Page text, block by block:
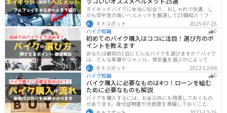
ネイキッドバイクに本当に似合う、おしゃれで快適、し
かも安全性の高いヘルメットを厳選して25個紹介！フル
フェイス・ジェット・システムなどタイプ別に特徴や選
び方も徹底解説。街乗りやツーリング、初心者からベテ
ランまで満足できるモデルを集めました。
モトスポット
2025-07-25
バイク知識
0
初めてのバイク購入はココに注目！選び方のポ
イントを教えます
あなたは最初の1台にどんなバイクを選びますか？バイク
は、どんな車種やジャンル、排気量を選ぶかによって今
後の楽しみ方が大きく変わるものなので、初めての愛車
選びはとても重要です。この記事ではそんなバイク選び
のオススメポイントをお伝えします。
モトスポット
2022-12-06
バイク知識
0
バイク購入に必要なものは4つ！ローンを組む
ために必要なものも解説
バイクを購入するには、お金以外にも用意しておくもの
があります。身分証明書や住民票を準備しておくことで
購入ギリギリになって慌てずに済むので、しっかりと準